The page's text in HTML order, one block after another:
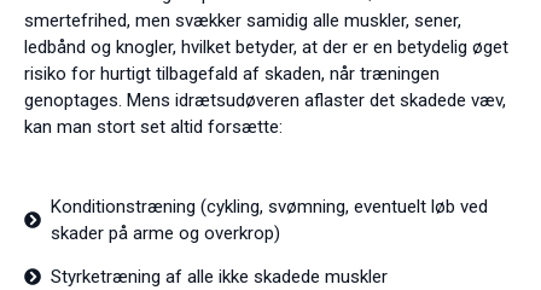
smertefrihed, men svækker samidig alle muskler, sener,
ledbånd og knogler, hvilket betyder, at der er en betydelig øget
risiko for hurtigt tilbagefald af skaden, når træningen
genoptages. Mens idrætsudøveren aflaster det skadede væv,
kan man stort set altid forsætte:
Konditionstræning (cykling, svømning, eventuelt løb ved
skader på arme og overkrop)
Styrketræning af alle ikke skadede muskler